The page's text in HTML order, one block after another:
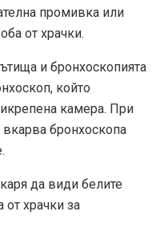
промивка или
от храчки.
и бронхоскопията
който
камера. При
бронхоскопа
да види белите
храчки за